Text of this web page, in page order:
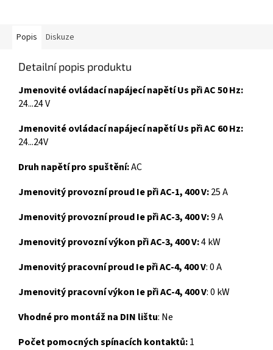
Popis Diskuze
Detailní popis produktu
Jmenovité ovládací napájecí napětí Us při AC 50 Hz:
24...24 V
Jmenovité ovládací napájecí napětí Us při AC 60 Hz:
24...24V
Druh napětí pro spuštění:AC
Jmenovitý provozní proud Ie při AC-1, 400 V:25 A
Jmenovitý provozní proud Ie při AC-3, 400 V:9 A
Jmenovitý provozní výkon při AC-3, 400 V:4 kW
Jmenovitý pracovní proud Ie při AC-4, 400 V: 0 A
Jmenovitý pracovní výkon Ie při AC-4, 400 V: 0 kW
Vhodné pro montáž na DIN lištu: Ne
Počet pomocných spínacích kontaktů:1